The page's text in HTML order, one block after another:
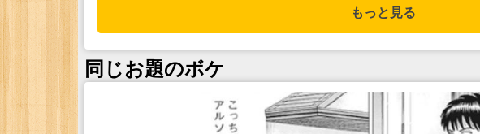
もっと見る
同じお題のボケ